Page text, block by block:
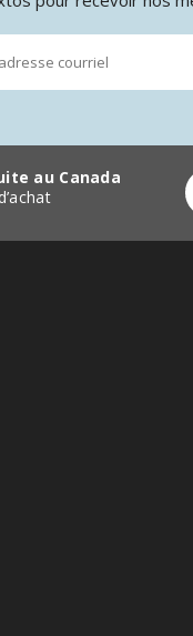
au Canada